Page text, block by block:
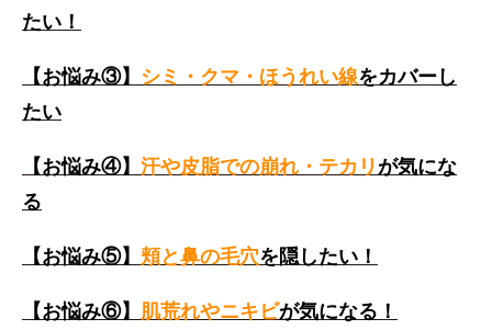
たい！
【お悩み③】 シミ・クマ・ほうれい線をカバーし
たい
【お悩み④】 汗や皮脂での崩れ・テカリ が気にな
る
【お悩み⑤】 頬と鼻の毛穴を隠したい！
【お悩み⑥】 肌荒れやニキビが気になる！